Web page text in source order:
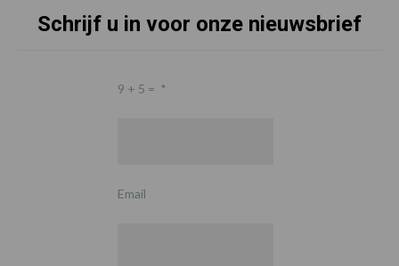
Schrijf u in voor onze nieuwsbrief
9 + 5 = *
Email